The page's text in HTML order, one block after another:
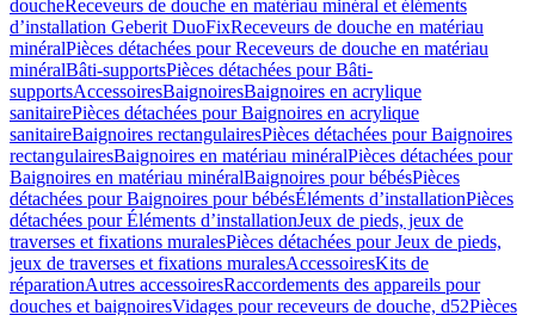
doucheReceveurs de douche en matériau minéral et éléments
d’installation Geberit DuoFixReceveurs de douche en matériau
minéralPièces détachées pour Receveurs de douche en matériau
minéralBâti-supportsPièces détachées pour Bâti-
supportsAccessoiresBaignoiresBaignoires en acrylique
sanitairePièces détachées pour Baignoires en acrylique
sanitaireBaignoires rectangulairesPièces détachées pour Baignoires
rectangulairesBaignoires en matériau minéralPièces détachées pour
Baignoires en matériau minéralBaignoires pour bébésPièces
détachées pour Baignoires pour bébésÉléments d’installationPièces
détachées pour Éléments d’installationJeux de pieds, jeux de
traverses et fixations muralesPièces détachées pour Jeux de pieds,
jeux de traverses et fixations muralesAccessoiresKits de
réparationAutres accessoiresRaccordements des appareils pour
douches et baignoiresVidages pour receveurs de douche, d52Pièces